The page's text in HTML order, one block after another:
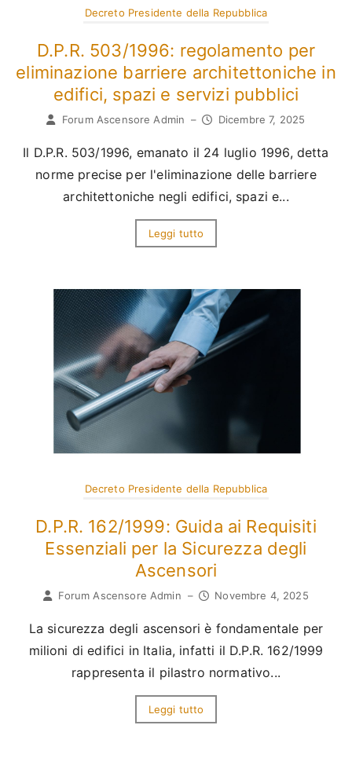
Decreto Presidente della Repubblica
D.P.R. 503/1996: regolamento per
eliminazione barriere architettoniche in
edifici, spazi e servizi pubblici
Forum Ascensore Admin – Dicembre 7, 2025
Il D.P.R. 503/1996, emanato il 24 luglio 1996, detta
norme precise per l'eliminazione delle barriere
architettoniche negli edifici, spazi e...
Leggi tutto
Decreto Presidente della Repubblica
D.P.R. 162/1999: Guida ai Requisiti
Essenziali per la Sicurezza degli
Ascensori
Forum Ascensore Admin – Novembre 4, 2025
La sicurezza degli ascensori è fondamentale per
milioni di edifici in Italia, infatti il D.P.R. 162/1999
rappresenta il pilastro normativo...
Leggi tutto